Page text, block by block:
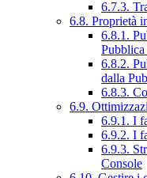
6.7.3.
6.8. Proprietà
6.8.1.
6.8.2.
dalla
6.8.3.
6.9.
6.9.1. I
6.9.2. I
6.9.3.
Console